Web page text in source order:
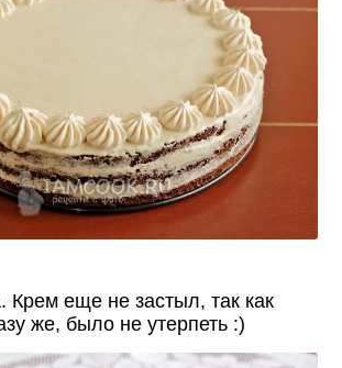
Крем еще не застыл, так как
же, было не утерпеть :)